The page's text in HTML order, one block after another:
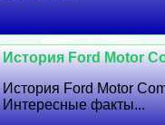
История Ford Motor
История Ford Motor
Интересные факты...